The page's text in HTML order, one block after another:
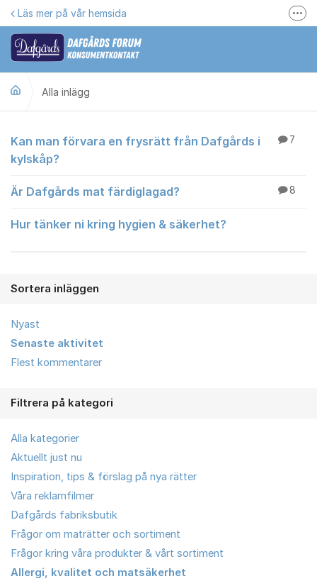
Hoppa till innehåll
Läs mer på vår hemsida
Jobba hos oss!
Alla inlägg
Alla inlägg
Kan man förvara en frysrätt från Dafgårds i
kylskåp?
7
Är Dafgårds mat färdiglagad? 8
Hur tänker ni kring hygien & säkerhet?
Sortera inläggen
Nyast
Senaste aktivitet
Flest kommentarer
Filtrera på kategori
Alla kategorier
Aktuellt just nu
Inspiration, tips & förslag på nya rätter
Våra reklamfilmer
Dafgårds fabriksbutik
Frågor om maträtter och sortiment
Frågor kring våra produkter & vårt sortiment
Allergi, kvalitet och matsäkerhet